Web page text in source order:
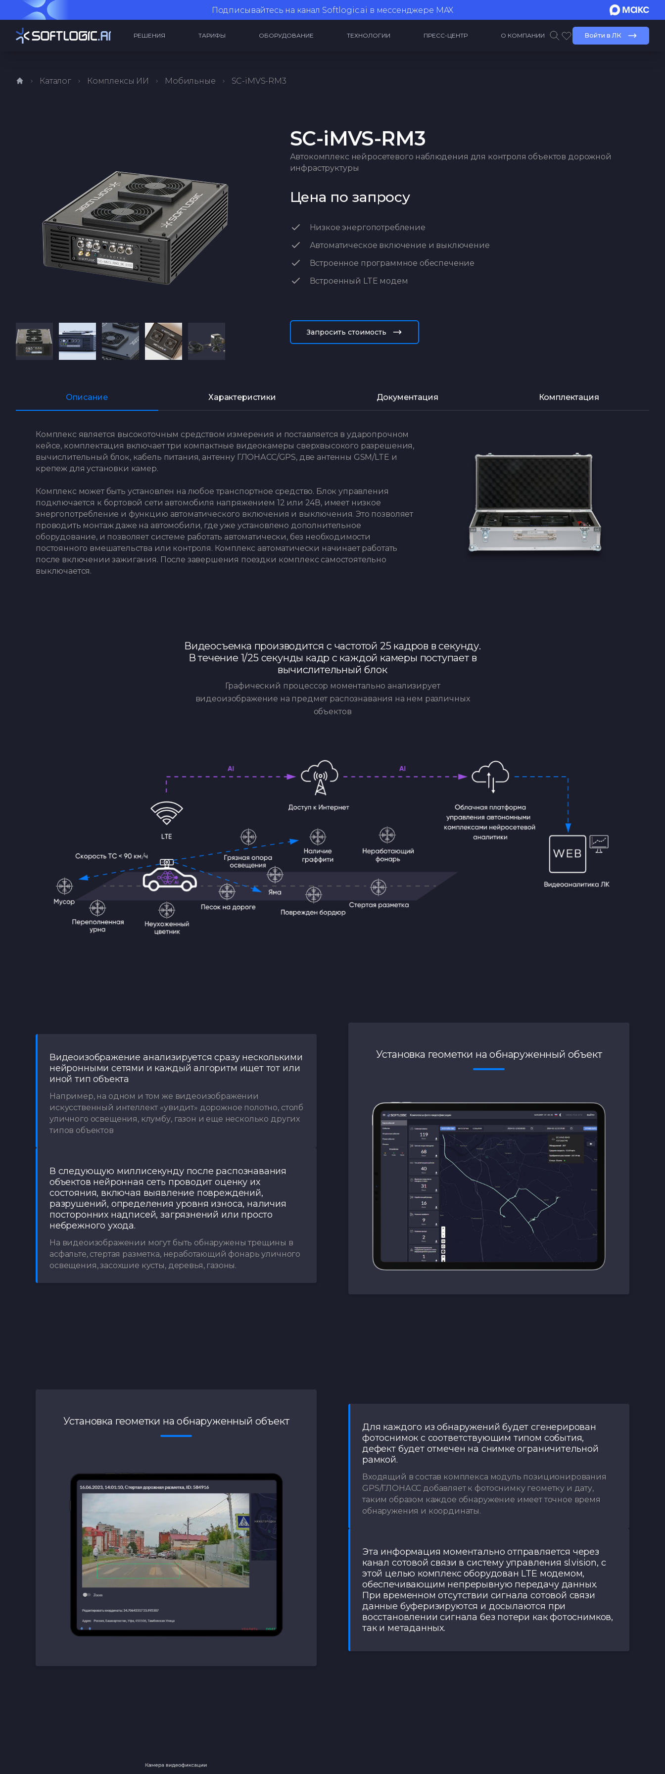
Подписывайтесь на канал Softlogic.ai в мессенджере MAX
РЕШЕНИЯ ТАРИФЫ ОБОРУДОВАНИЕ ТЕХНОЛОГИИ ПРЕСС-ЦЕНТР О КОМПАНИИ Войти в ЛК
Каталог Комплексы ИИ Мобильные SC-iMVS-RM3
SC-iMVS-RM3
Автокомплекс нейросетевого наблюдения для контроля объектов дорожной
инфраструктуры
Цена по запросу
Низкое энергопотребление
Автоматическое включение и выключение
Встроенное программное обеспечение
Встроенный LTE модем
Запросить стоимость
Описание Характеристики Документация Комплектация
Комплекс является высокоточным средством измерения и поставляется в ударопрочном
кейсе, комплектация включает три компактные видеокамеры сверхвысокого разрешения,
вычислительный блок, кабель питания, антенну ГЛОНАСС/GPS, две антенны GSM/LTE и
крепеж для установки камер.
Комплекс может быть установлен на любое транспортное средство. Блок управления
подключается к бортовой сети автомобиля напряжением 12 или 24В, имеет низкое
энергопотребление и функцию автоматического включения и выключения. Это позволяет
проводить монтаж даже на автомобили, где уже установлено дополнительное
оборудование, и позволяет системе работать автоматически, без необходимости
постоянного вмешательства или контроля. Комплекс автоматически начинает работать
после включении зажигания. После завершения поездки комплекс самостоятельно
выключается.
Видеосъемка производится с частотой 25 кадров в секунду.
В течение 1/25 секунды кадр с каждой камеры поступает в
вычислительный блок
Графический процессор моментально анализирует
видеоизображение на предмет распознавания на нем различных
объектов
Видеоизображение анализируется сразу несколькими
нейронными сетями и каждый алгоритм ищет тот или
иной тип объекта
Например, на одном и том же видеоизображении
искусственный интеллект «увидит» дорожное полотно, столб
уличного освещения, клумбу, газон и еще несколько других
типов объектов
В следующую миллисекунду после распознавания
объектов нейронная сеть проводит оценку их
состояния, включая выявление повреждений,
разрушений, определения уровня износа, наличия
посторонних надписей, загрязнений или просто
небрежного ухода.
На видеоизображении могут быть обнаружены трещины в
асфальте, стертая разметка, неработающий фонарь уличного
освещения, засохшие кусты, деревья, газоны.
Установка геометки на обнаруженный объект
Установка геометки на обнаруженный объект
Для каждого из обнаружений будет сгенерирован
фотоснимок с соответствующим типом события,
дефект будет отмечен на снимке ограничительной
рамкой.
Входящий в состав комплекса модуль позиционирования
GPS/ГЛОНАСС добавляет к фотоснимку геометку и дату,
таким образом каждое обнаружение имеет точное время
обнаружения и координаты.
Эта информация моментально отправляется через
канал сотовой связи в систему управления sl.vision, с
этой целью комплекс оборудован LTE модемом,
обеспечивающим непрерывную передачу данных.
При временном отсутствии сигнала сотовой связи
данные буферизируются и досылаются при
восстановлении сигнала без потери как фотоснимков,
так и метаданных.